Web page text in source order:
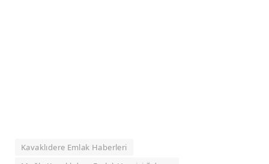
Kavaklıdere Emlak Haberleri